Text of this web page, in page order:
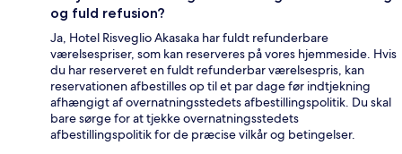
og fuld refusion?
Ja, Hotel Risveglio Akasaka har fuldt refunderbare
værelsespriser, som kan reserveres på vores hjemmeside. Hvis
du har reserveret en fuldt refunderbar værelsespris, kan
reservationen afbestilles op til et par dage før indtjekning
afhængigt af overnatningsstedets afbestillingspolitik. Du skal
bare sørge for at tjekke overnatningsstedets
afbestillingspolitik for de præcise vilkår og betingelser.